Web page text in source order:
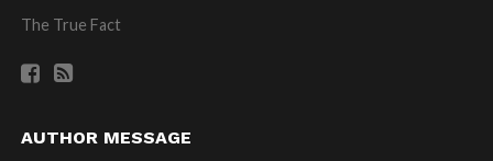
The True Fact
AUTHOR MESSAGE